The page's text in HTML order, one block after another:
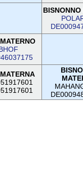
BISNONNO